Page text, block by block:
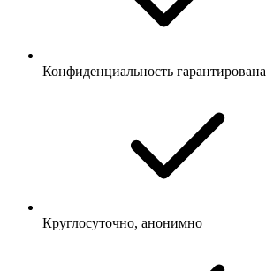
Конфиденциальность гарантирована
Круглосуточно, анонимно